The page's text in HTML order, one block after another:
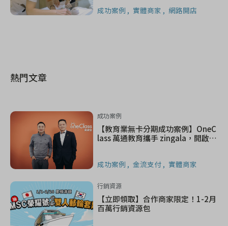
成功案例 實體商家 網路開店
熱門文章
成功案例
【教育業無卡分期成功案例】OneC
lass 萬通教育攜手 zingala，開啟先
成功案例 金流支付 實體商家
行銷資源
【立即領取】合作商家限定！1-2月
百萬行銷資源包